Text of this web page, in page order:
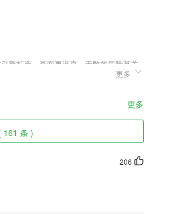
擎打造，画面更逼真，无数的冒险莫关
通关，获取了大量的资源后，你可以用来
更多
更多
161 条 )
206